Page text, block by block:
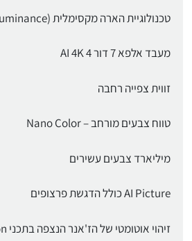
טכנולוגיית הארה מקסימלית (Ultra Luminance)
מעבד אלפא 7 דור 4 AI 4K
זווית צפייה רחבה
טווח צבעים מורחב – Nano Color
מיליארד צבעים עשירים
AI Picture כולל הדגשת פרצופים
זיהוי אוטומטי של הז'אנר הנצפה בתכני HDR Dolby Vision